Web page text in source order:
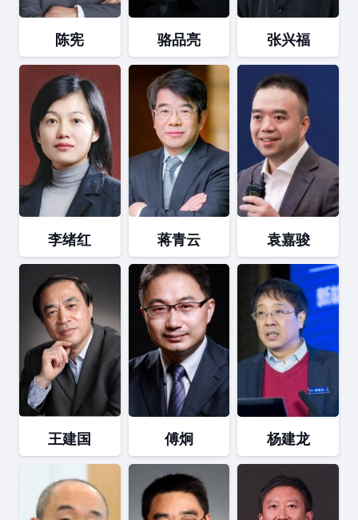
陈宪 骆品亮 张兴福
李绪红 蒋青云 袁嘉骏
王建国 傅炯 杨建龙